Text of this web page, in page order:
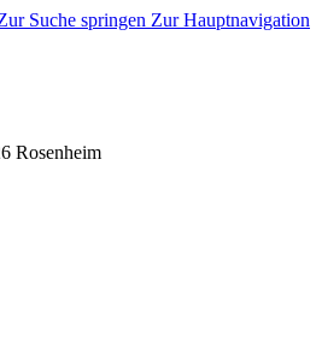
Suche springen Zur Hauptnavigation
Rosenheim